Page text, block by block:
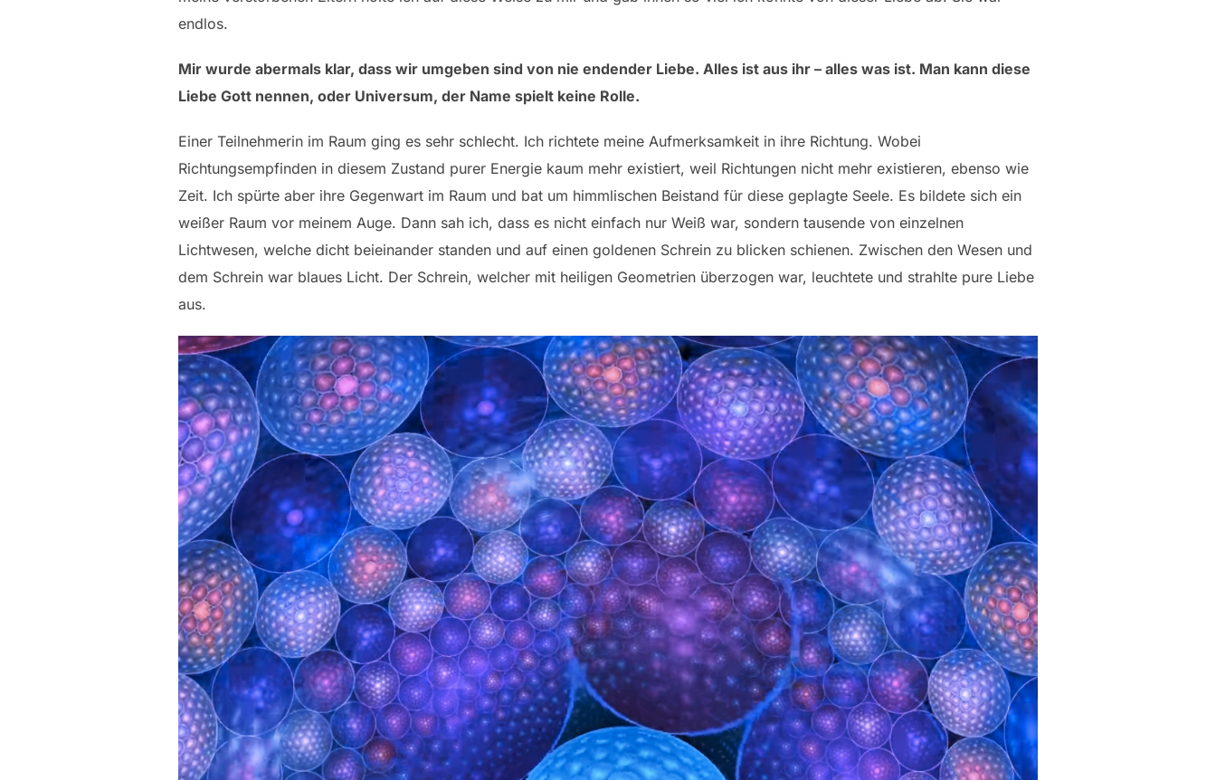
endlos.
Mir wurde abermals klar, dass wir umgeben sind von nie endender Liebe. Alles ist aus ihr – alles was ist. Man kann diese
Liebe Gott nennen, oder Universum, der Name spielt keine Rolle.
Einer Teilnehmerin im Raum ging es sehr schlecht. Ich richtete meine Aufmerksamkeit in ihre Richtung. Wobei
Richtungsempfinden in diesem Zustand purer Energie kaum mehr existiert, weil Richtungen nicht mehr existieren, ebenso wie
Zeit. Ich spürte aber ihre Gegenwart im Raum und bat um himmlischen Beistand für diese geplagte Seele. Es bildete sich ein
weißer Raum vor meinem Auge. Dann sah ich, dass es nicht einfach nur Weiß war, sondern tausende von einzelnen
Lichtwesen, welche dicht beieinander standen und auf einen goldenen Schrein zu blicken schienen. Zwischen den Wesen und
dem Schrein war blaues Licht. Der Schrein, welcher mit heiligen Geometrien überzogen war, leuchtete und strahlte pure Liebe
aus.